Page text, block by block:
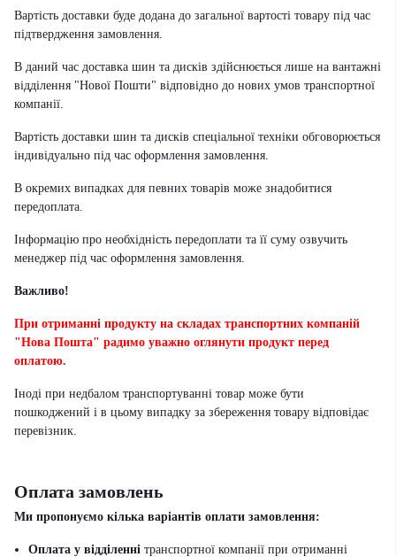
Вартість доставки буде додана до загальної вартості товару під час
підтвердження замовлення.
В даний час доставка шин та дисків здійснюється лише на вантажні
відділення "Нової Пошти" відповідно до нових умов транспортної
компанії.
Вартість доставки шин та дисків спеціальної техніки обговорюється
індивідуально під час оформлення замовлення.
В окремих випадках для певних товарів може знадобитися
передоплата.
Інформацію про необхідність передоплати та її суму озвучить
менеджер під час оформлення замовлення.
Важливо!
При отриманні продукту на складах транспортних компаній
"Нова Пошта" радимо уважно оглянути продукт перед
оплатою.
Іноді при недбалом транспортуванні товар може бути
пошкоджений і в цьому випадку за збереження товару відповідає
перевізник.
Оплата замовлень
Ми пропонуємо кілька варіантів оплати замовлення:
Оплата у відділенні транспортної компанії при отриманні